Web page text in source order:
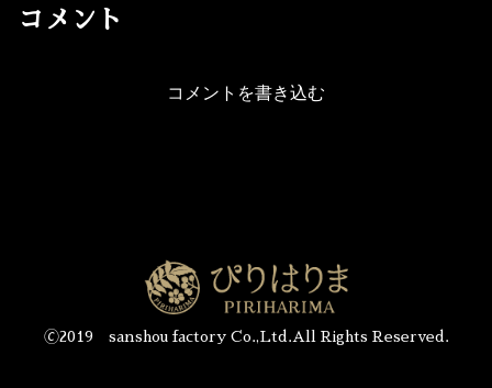
コメント
コメントを書き込む
🄫2019 sanshou factory Co.,Ltd.All Rights Reserved.